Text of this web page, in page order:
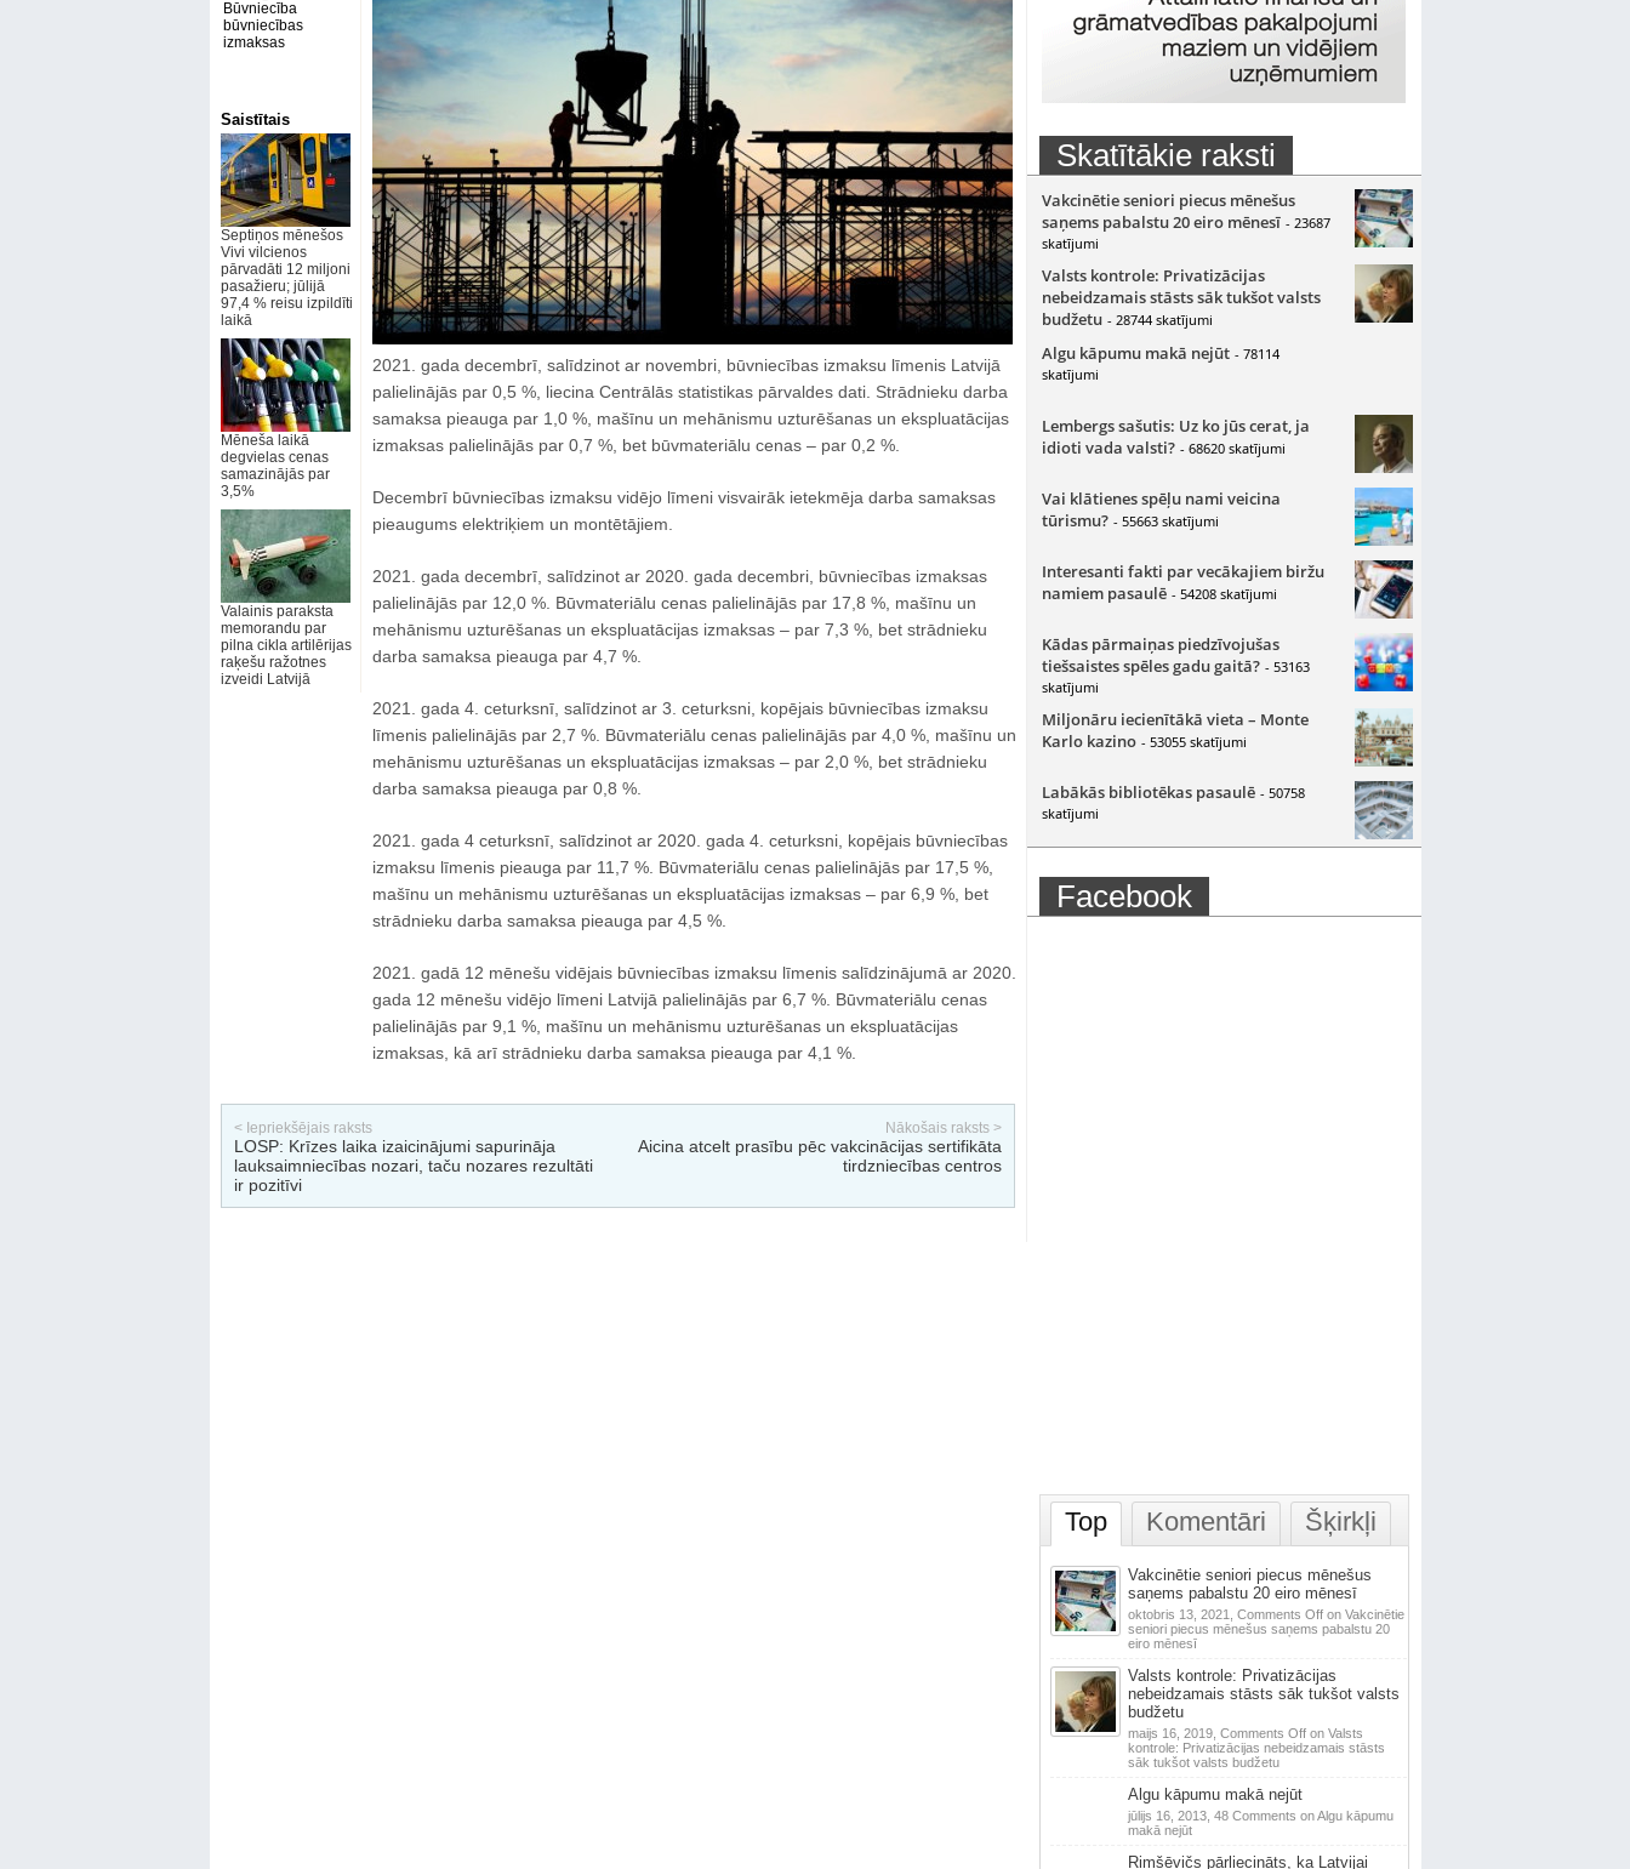
Būvniecība
būvniecības
izmaksas
Saistītais
Septiņos mēnešos
Vivi vilcienos
pārvadāti 12 miljoni
pasažieru; jūlijā
97,4 % reisu izpildīti
laikā
Mēneša laikā
degvielas cenas
samazinājās par
3,5%
Valainis paraksta
memorandu par
pilna cikla artilērijas
raķešu ražotnes
izveidi Latvijā
2021. gada decembrī, salīdzinot ar novembri, būvniecības izmaksu līmenis Latvijā
palielinājās par 0,5 %, liecina Centrālās statistikas pārvaldes dati. Strādnieku darba
samaksa pieauga par 1,0 %, mašīnu un mehānismu uzturēšanas un ekspluatācijas
izmaksas palielinājās par 0,7 %, bet būvmateriālu cenas – par 0,2 %.
Decembrī būvniecības izmaksu vidējo līmeni visvairāk ietekmēja darba samaksas
pieaugums elektriķiem un montētājiem.
2021. gada decembrī, salīdzinot ar 2020. gada decembri, būvniecības izmaksas
palielinājās par 12,0 %. Būvmateriālu cenas palielinājās par 17,8 %, mašīnu un
mehānismu uzturēšanas un ekspluatācijas izmaksas – par 7,3 %, bet strādnieku
darba samaksa pieauga par 4,7 %.
2021. gada 4. ceturksnī, salīdzinot ar 3. ceturksni, kopējais būvniecības izmaksu
līmenis palielinājās par 2,7 %. Būvmateriālu cenas palielinājās par 4,0 %, mašīnu un
mehānismu uzturēšanas un ekspluatācijas izmaksas – par 2,0 %, bet strādnieku
darba samaksa pieauga par 0,8 %.
2021. gada 4 ceturksnī, salīdzinot ar 2020. gada 4. ceturksni, kopējais būvniecības
izmaksu līmenis pieauga par 11,7 %. Būvmateriālu cenas palielinājās par 17,5 %,
mašīnu un mehānismu uzturēšanas un ekspluatācijas izmaksas – par 6,9 %, bet
strādnieku darba samaksa pieauga par 4,5 %.
2021. gadā 12 mēnešu vidējais būvniecības izmaksu līmenis salīdzinājumā ar 2020.
gada 12 mēnešu vidējo līmeni Latvijā palielinājās par 6,7 %. Būvmateriālu cenas
palielinājās par 9,1 %, mašīnu un mehānismu uzturēšanas un ekspluatācijas
izmaksas, kā arī strādnieku darba samaksa pieauga par 4,1 %.
< Iepriekšējais raksts
LOSP: Krīzes laika izaicinājumi sapurināja
lauksaimniecības nozari, taču nozares rezultāti
ir pozitīvi
Nākošais raksts >
Aicina atcelt prasību pēc vakcinācijas sertifikāta
tirdzniecības centros
Skatītākie raksti
Vakcinētie seniori piecus mēnešus
saņems pabalstu 20 eiro mēnesī - 23687
skatījumi
Valsts kontrole: Privatizācijas
nebeidzamais stāsts sāk tukšot valsts
budžetu - 28744 skatījumi
Algu kāpumu makā nejūt - 78114
skatījumi
Lembergs sašutis: Uz ko jūs cerat, ja
idioti vada valsti? - 68620 skatījumi
Vai klātienes spēļu nami veicina
tūrismu? - 55663 skatījumi
Interesanti fakti par vecākajiem biržu
namiem pasaulē - 54208 skatījumi
Kādas pārmaiņas piedzīvojušas
tiešsaistes spēles gadu gaitā? - 53163
skatījumi
Miljonāru iecienītākā vieta – Monte
Karlo kazino - 53055 skatījumi
Labākās bibliotēkas pasaulē - 50758
skatījumi
Facebook
Top Komentāri Šķirkļi
Vakcinētie seniori piecus mēnešus
saņems pabalstu 20 eiro mēnesī
oktobris 13, 2021, Comments Offon Vakcinētie
seniori piecus mēnešus saņems pabalstu 20
eiro mēnesī
Valsts kontrole: Privatizācijas
nebeidzamais stāsts sāk tukšot valsts
budžetu
maijs 16, 2019, Comments Offon Valsts
kontrole: Privatizācijas nebeidzamais stāsts
sāk tukšot valsts budžetu
Algu kāpumu makā nejūt
jūlijs 16, 2013, 48 Comments on Algu kāpumu
makā nejūt
Rimšēvičs pārliecināts, ka Latvijai